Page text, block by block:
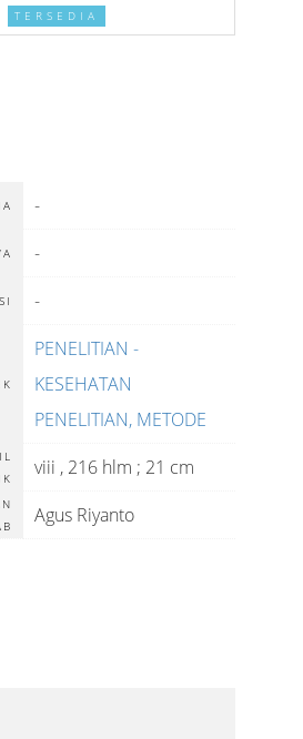
TERSEDIA
-
-
-
PENELITIAN -
KESEHATAN
PENELITIAN, METODE
viii , 216 hlm ; 21 cm
Agus Riyanto